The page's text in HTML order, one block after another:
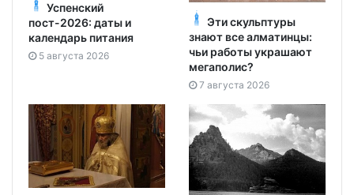
Успенский
пост-2026: даты и
календарь питания
5 августа 2026
Эти скульптуры
знают все алматинцы:
чьи работы украшают
мегаполис?
7 августа 2026